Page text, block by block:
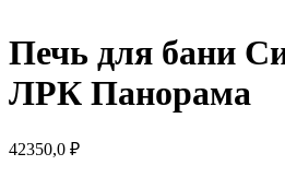
Печь для бани
ЛРК Панорама
42350,0 ₽